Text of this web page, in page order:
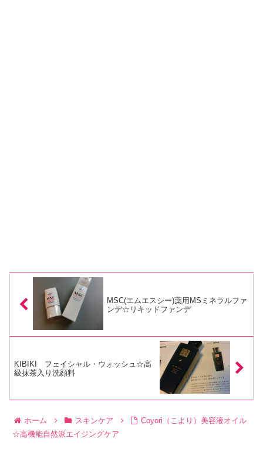
MSC(エムエスシー)薬用MSミネラルファ
ンデ☆リキッドファンデ
KIBIKI フェイシャル・ウォッシュ☆高
級抹茶入り洗顔料
ホーム スキンケア
Coyori（こより）美容液オイル
☆高機能自然派エイジングケア